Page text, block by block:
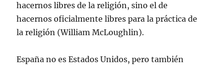
hacernos libres de la religión, sino el de
hacernos oficialmente libres para la práctica de
la religión (William McLoughlin).
España no es Estados Unidos, pero también